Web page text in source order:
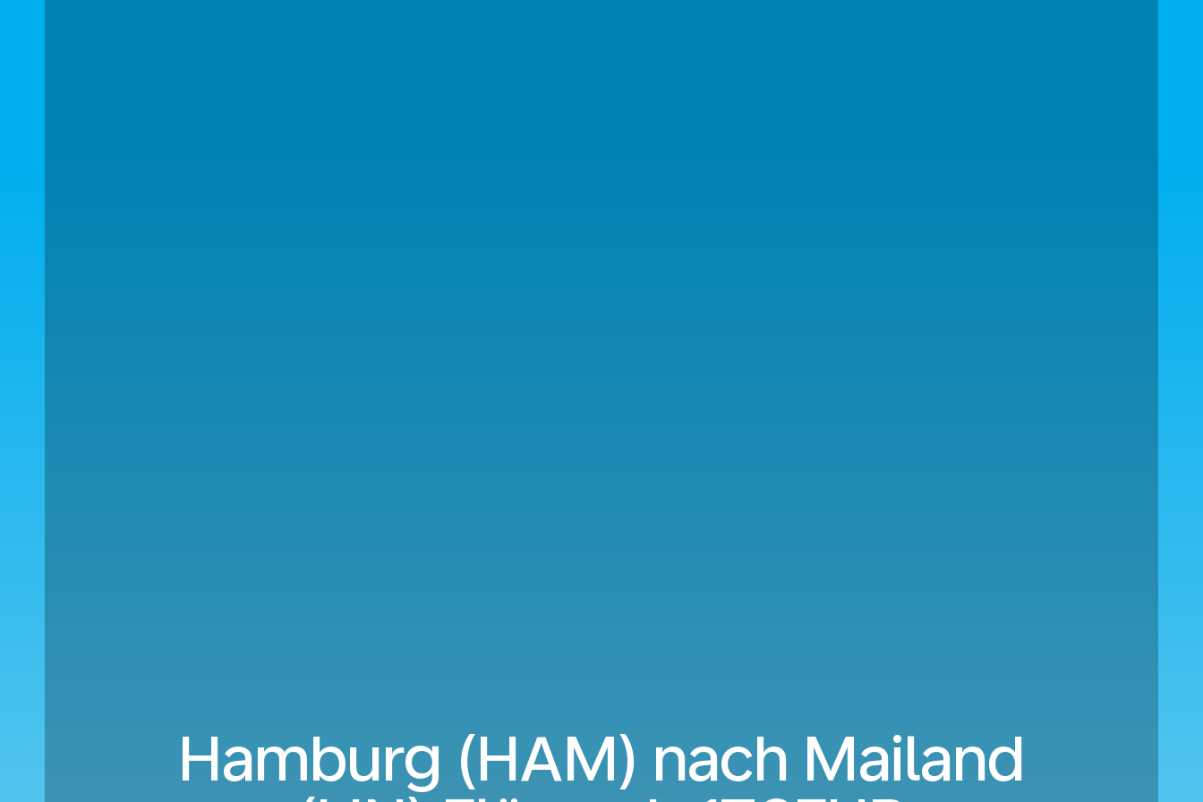
Hamburg (HAM) nach Mailand